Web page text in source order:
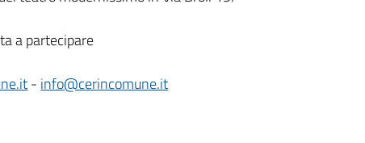
a partecipare
- info@cerincomune.it